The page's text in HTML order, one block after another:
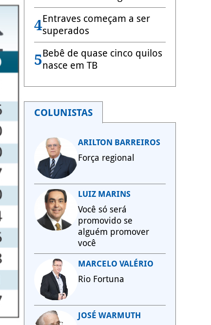
4Entraves começam a ser
superados
5Bebê de quase cinco quilos
nasce em TB
COLUNISTAS
ARILTON BARREIROS
Força regional
LUIZ MARINS
Você só será
promovido se
alguém promover
você
MARCELO VALÉRIO
Rio Fortuna
JOSÉ WARMUTH